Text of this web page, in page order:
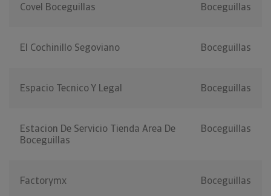
Covel Boceguillas Boceguillas
El Cochinillo Segoviano Boceguillas
Espacio Tecnico Y Legal Boceguillas
Estacion De Servicio Tienda Area De
Boceguillas
Boceguillas
Factorymx Boceguillas